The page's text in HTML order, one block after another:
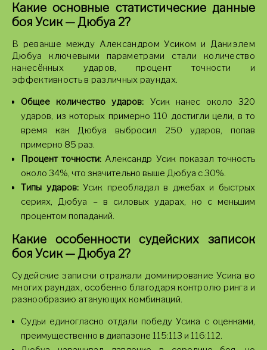
Какие основные статистические данные
боя Усик — Дюбуа 2?
В реванше между Александром Усиком и Даниэлем
Дюбуа ключевыми параметрами стали количество
нанесённых ударов, процент точности и
эффективность в различных раундах.
Общее количество ударов: Усик нанес около 320
ударов, из которых примерно 110 достигли цели, в то
время как Дюбуа выбросил 250 ударов, попав
примерно 85 раз.
Процент точности: Александр Усик показал точность
около 34%, что значительно выше Дюбуа с 30%.
Типы ударов:Усик преобладал в джебах и быстрых
сериях, Дюбуа – в силовых ударах, но с меньшим
процентом попаданий.
Какие особенности судейских записок
боя Усик — Дюбуа 2?
Судейские записки отражали доминирование Усика во
многих раундах, особенно благодаря контролю ринга и
разнообразию атакующих комбинаций.
Судьи единогласно отдали победу Усика с оценками,
преимущественно в диапазоне 115:113 и 116:112.